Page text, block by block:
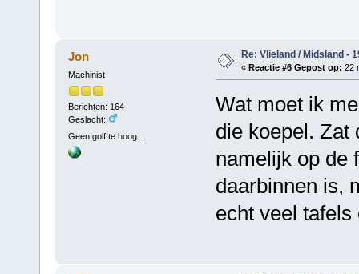
Jon
Machinist
Berichten: 164
Geslacht:
Geen golf te hoog...
Re: Vlieland / Midsland -
« Reactie #6 Gepost op: 22
Wat moet ik
die koepel. Zat
namelijk op de
daarbinnen is,
echt veel